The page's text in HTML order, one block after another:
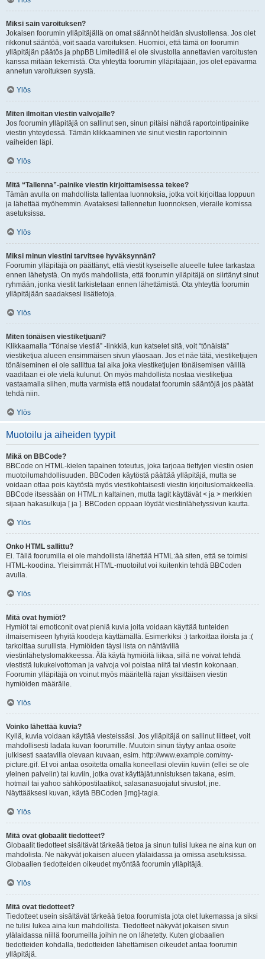
Miksi sain varoituksen?
Jokaisen foorumin ylläpitäjällä on omat säännöt heidän sivustollensa. Jos olet
rikkonut sääntöä, voit saada varoituksen. Huomioi, että tämä on foorumin
ylläpitäjän päätös ja phpBB Limitedillä ei ole sivustolla annettavien varoitusten
kanssa mitään tekemistä. Ota yhteyttä foorumin ylläpitäjään, jos olet epävarma
annetun varoituksen syystä.
Ylös
Miten ilmoitan viestin valvojalle?
Jos foorumin ylläpitäjä on sallinut sen, sinun pitäisi nähdä raportointipainike
viestin yhteydessä. Tämän klikkaaminen vie sinut viestin raportoinnin
vaiheiden läpi.
Ylös
Mitä “Tallenna”-painike viestin kirjoittamisessa tekee?
Tämän avulla on mahdollista tallentaa luonnoksia, jotka voit kirjoittaa loppuun
ja lähettää myöhemmin. Avataksesi tallennetun luonnoksen, vieraile komissa
asetuksissa.
Ylös
Miksi minun viestini tarvitsee hyväksynnän?
Foorumin ylläpitäjä on päättänyt, että viestit kyseiselle alueelle tulee tarkastaa
ennen lähetystä. On myös mahdollista, että foorumin ylläpitäjä on siirtänyt sinut
ryhmään, jonka viestit tarkistetaan ennen lähettämistä. Ota yhteyttä foorumin
ylläpitäjään saadaksesi lisätietoja.
Ylös
Miten tönäisen viestiketjuani?
Klikkaamalla “Tönaise viestiä” -linkkiä, kun katselet sitä, voit “tönäistä”
viestiketjua alueen ensimmäisen sivun yläosaan. Jos et näe tätä, viestiketjujen
tönäiseminen ei ole sallittua tai aika joka viestiketjujen tönäisemisen välillä
vaaditaan ei ole vielä kulunut. On myös mahdollista nostaa viestiketjua
vastaamalla siihen, mutta varmista että noudatat foorumin sääntöjä jos päätät
tehdä niin.
Ylös
Muotoilu ja aiheiden tyypit
Mikä on BBCode?
BBCode on HTML-kielen tapainen toteutus, joka tarjoaa tiettyjen viestin osien
muotoilumahdollisuuden. BBCoden käytöstä päättää ylläpitäjä, mutta se
voidaan ottaa pois käytöstä myös viestikohtaisesti viestin kirjoituslomakkeella.
BBCode itsessään on HTML:n kaltainen, mutta tagit käyttävät < ja > merkkien
sijaan hakasulkuja [ ja ]. BBCoden oppaan löydät viestinlähetyssivun kautta.
Ylös
Onko HTML sallittu?
Ei. Tällä foorumilla ei ole mahdollista lähettää HTML:ää siten, että se toimisi
HTML-koodina. Yleisimmät HTML-muotoilut voi kuitenkin tehdä BBCoden
avulla.
Ylös
Mitä ovat hymiöt?
Hymiöt tai emoticonit ovat pieniä kuvia joita voidaan käyttää tunteiden
ilmaisemiseen lyhyitä koodeja käyttämällä. Esimerkiksi :) tarkoittaa iloista ja :(
tarkoittaa surullista. Hymiöiden täysi lista on nähtävillä
viestinlähetyslomakkeessa. Älä käytä hymiöitä liikaa, sillä ne voivat tehdä
viestistä lukukelvottoman ja valvoja voi poistaa niitä tai viestin kokonaan.
Foorumin ylläpitäjä on voinut myös määritellä rajan yksittäisen viestin
hymiöiden määrälle.
Ylös
Voinko lähettää kuvia?
Kyllä, kuvia voidaan käyttää viesteissäsi. Jos ylläpitäjä on sallinut liitteet, voit
mahdollisesti ladata kuvan foorumille. Muutoin sinun täytyy antaa osoite
julkisesti saatavilla olevaan kuvaan, esim. http://www.example.com/my-
picture.gif. Et voi antaa osoitetta omalla koneellasi oleviin kuviin (ellei se ole
yleinen palvelin) tai kuviin, jotka ovat käyttäjätunnistuksen takana, esim.
hotmail tai yahoo sähköpostilaatikot, salasanasuojatut sivustot, jne.
Näyttääksesi kuvan, käytä BBCoden [img]-tagia.
Ylös
Mitä ovat globaalit tiedotteet?
Globaalit tiedotteet sisältävät tärkeää tietoa ja sinun tulisi lukea ne aina kun on
mahdolista. Ne näkyvät jokaisen alueen ylälaidassa ja omissa asetuksissa.
Globaalien tiedotteiden oikeudet myöntää foorumin ylläpitäjä.
Ylös
Mitä ovat tiedotteet?
Tiedotteet usein sisältävät tärkeää tietoa foorumista jota olet lukemassa ja siksi
ne tulisi lukea aina kun mahdollista. Tiedotteet näkyvät jokaisen sivun
ylälaidassa niillä foorumeilla joihin ne on lähetetty. Kuten globaalien
tiedotteiden kohdalla, tiedotteiden lähettämisen oikeudet antaa foorumin
ylläpitäjä.